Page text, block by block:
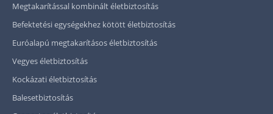
Megtakarítással kombinált életbiztosítás
Befektetési egységekhez kötött életbiztosítás
Euróalapú megtakarításos életbiztosítás
Vegyes életbiztosítás
Kockázati életbiztosítás
Balesetbiztosítás